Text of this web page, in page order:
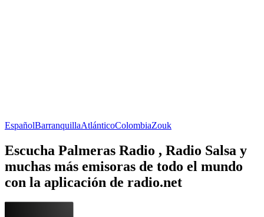
EspañolBarranquillaAtlánticoColombiaZouk
Escucha Palmeras Radio , Radio Salsa y
muchas más emisoras de todo el mundo
con la aplicación de radio.net